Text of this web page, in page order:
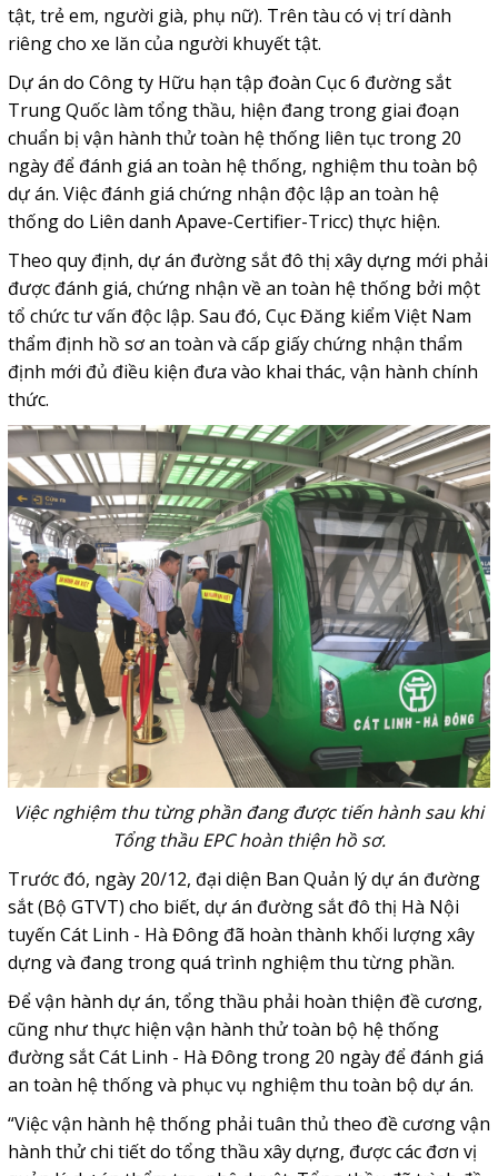
tật, trẻ em, người già, phụ nữ). Trên tàu có vị trí dành
riêng cho xe lăn của người khuyết tật.
Dự án do Công ty Hữu hạn tập đoàn Cục 6 đường sắt
Trung Quốc làm tổng thầu, hiện đang trong giai đoạn
chuẩn bị vận hành thử toàn hệ thống liên tục trong 20
ngày để đánh giá an toàn hệ thống, nghiệm thu toàn bộ
dự án. Việc đánh giá chứng nhận độc lập an toàn hệ
thống do Liên danh Apave-Certifier-Tricc) thực hiện.
Theo quy định, dự án đường sắt đô thị xây dựng mới phải
được đánh giá, chứng nhận về an toàn hệ thống bởi một
tổ chức tư vấn độc lập. Sau đó, Cục Đăng kiểm Việt Nam
thẩm định hồ sơ an toàn và cấp giấy chứng nhận thẩm
định mới đủ điều kiện đưa vào khai thác, vận hành chính
thức.
Việc nghiệm thu từng phần đang được tiến hành sau khi
Tổng thầu EPC hoàn thiện hồ sơ.
Trước đó, ngày 20/12, đại diện Ban Quản lý dự án đường
sắt (Bộ GTVT) cho biết, dự án đường sắt đô thị Hà Nội
tuyến Cát Linh - Hà Đông đã hoàn thành khối lượng xây
dựng và đang trong quá trình nghiệm thu từng phần.
Để vận hành dự án, tổng thầu phải hoàn thiện đề cương,
cũng như thực hiện vận hành thử toàn bộ hệ thống
đường sắt Cát Linh - Hà Đông trong 20 ngày để đánh giá
an toàn hệ thống và phục vụ nghiệm thu toàn bộ dự án.
“Việc vận hành hệ thống phải tuân thủ theo đề cương vận
hành thử chi tiết do tổng thầu xây dựng, được các đơn vị